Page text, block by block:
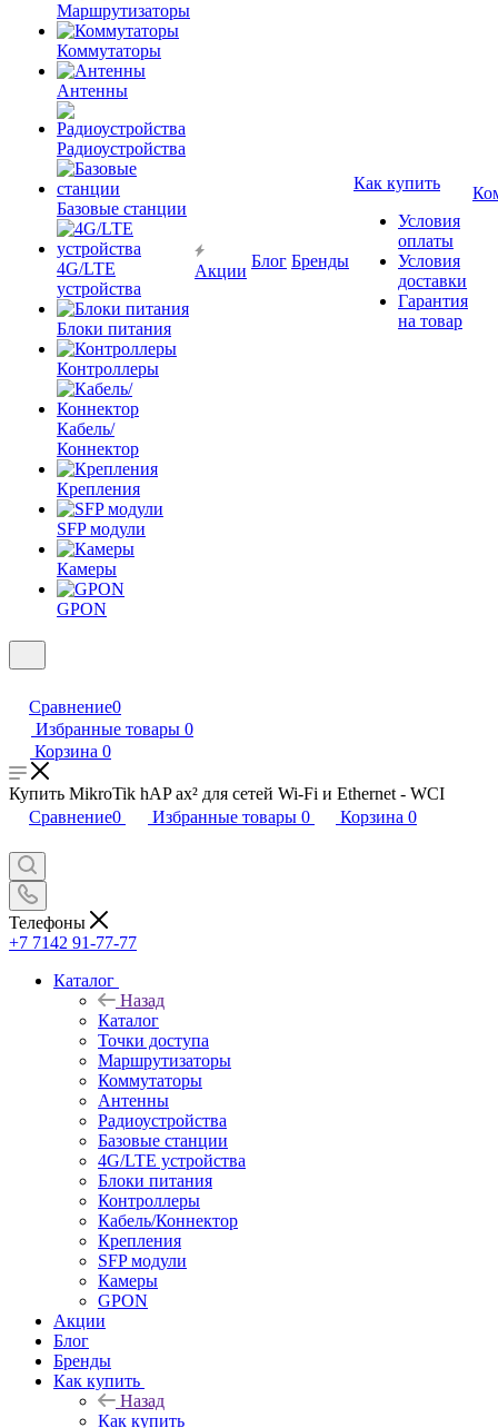
Маршрутизаторы
Коммутаторы
Антенны
Радиоустройства
Базовые станции
4G/LTE
устройства
Блоки питания
Контроллеры
Кабель/
Коннектор
Крепления
SFP модули
Камеры
GPON
Акции
Блог Бренды
Как купить
Условия
оплаты
Условия
доставки
Гарантия
на товар
Сравнение0
Избранные товары 0
Корзина 0
Купить MikroTik hAP ax² для сетей Wi-Fi и Ethernet - WCI
Сравнение0 Избранные товары 0 Корзина 0
Телефоны
+7 7142 91-77-77
Каталог
Назад
Каталог
Точки доступа
Маршрутизаторы
Коммутаторы
Антенны
Радиоустройства
Базовые станции
4G/LTE устройства
Блоки питания
Контроллеры
Кабель/Коннектор
Крепления
SFP модули
Камеры
GPON
Акции
Блог
Бренды
Как купить
Назад
Как купить